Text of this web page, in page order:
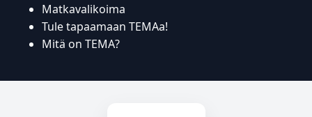
Matkavalikoima
Tule tapaamaan TEMAa!
Mitä on TEMA?